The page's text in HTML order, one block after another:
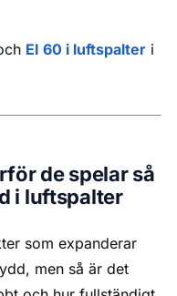
EI 60 i luftspalteri
de spelar så
i luftspalter
som expanderar
men så är det